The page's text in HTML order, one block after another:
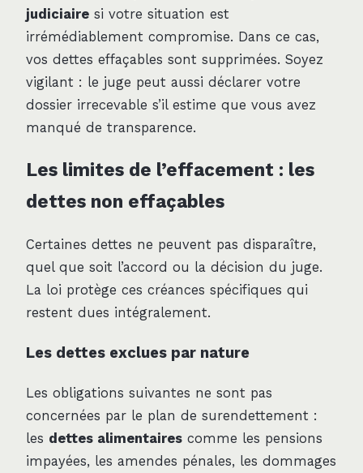
judiciaire si votre situation est
irrémédiablement compromise. Dans ce cas,
vos dettes effaçables sont supprimées. Soyez
vigilant : le juge peut aussi déclarer votre
dossier irrecevable s’il estime que vous avez
manqué de transparence.
Les limites de l’effacement : les
dettes non effaçables
Certaines dettes ne peuvent pas disparaître,
quel que soit l’accord ou la décision du juge.
La loi protège ces créances spécifiques qui
restent dues intégralement.
Les dettes exclues par nature
Les obligations suivantes ne sont pas
concernées par le plan de surendettement :
les dettes alimentaires comme les pensions
impayées, les amendes pénales, les dommages